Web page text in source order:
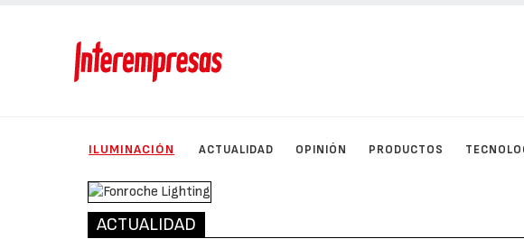
ILUMINACIÓN ACTUALIDAD OPINIÓN PRODUCTOS
ACTUALIDAD